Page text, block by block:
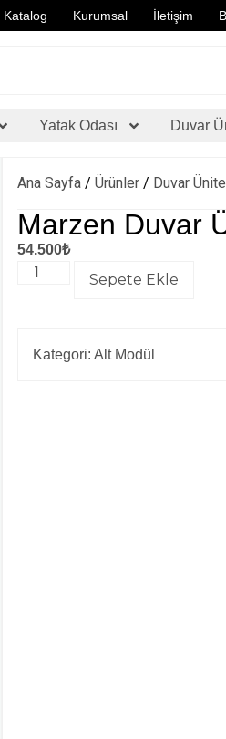
Katalog Kurumsal İletişim
Yatak Odası Duvar
Ana Sayfa /Ürünler / Duvar
Marzen Duvar
54.500₺
Sepete Ekle
Kategori:Alt Modül